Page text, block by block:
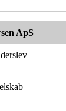
ApS